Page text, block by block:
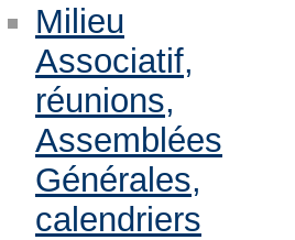
Milieu
Associatif,
réunions,
Assemblées
Générales,
calendriers